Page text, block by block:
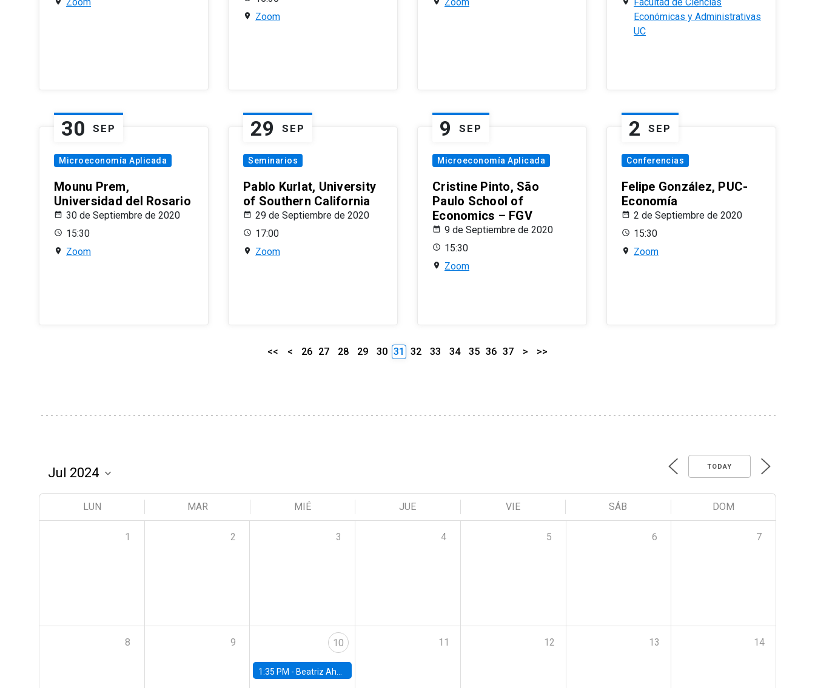
Zoom
Económicas y Administrativas
UC
30 SEP
Microeconomía Aplicada
Mounu Prem,
Universidad del Rosario
30 de Septiembre de 2020
15:30
Zoom
29 SEP
Seminarios
Pablo Kurlat, University
of Southern California
29 de Septiembre de 2020
17:00
Zoom
9 SEP
Microeconomía Aplicada
Cristine Pinto, São
Paulo School of
Economics – FGV
9 de Septiembre de 2020
15:30
Zoom
2 SEP
Conferencias
Felipe González, PUC-
Economía
2 de Septiembre de 2020
15:30
Zoom
<< < 26 27 28 29 30 31 32 33 34 35 36 37 > >>
TODAY
LUN MAR MIÉ JUE VIE SÁB DOM
1 2 3 4 5 6 7
8 9 10
1:35 PM - Beatriz Ahumada, PhD candidate, Universidad de Pittsburgh
11 12 13 14